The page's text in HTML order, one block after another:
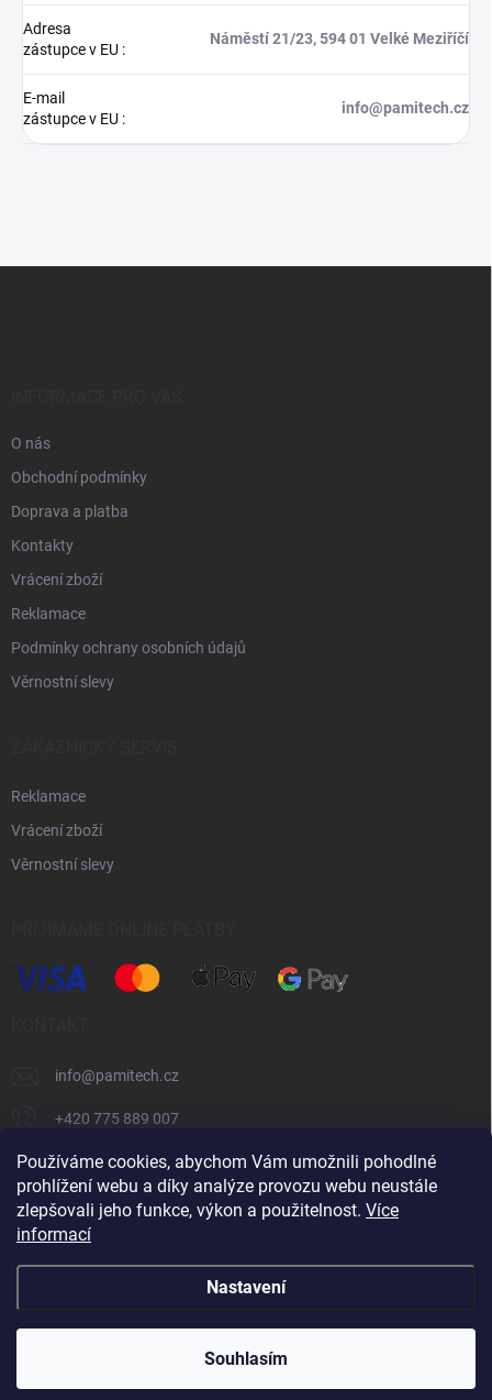
Používáme cookies, abychom Vám umožnili pohodlné
prohlížení webu a díky analýze provozu webu neustále
zlepšovali jeho funkce, výkon a použitelnost. Více
informací
Nastavení
Souhlasím
Adresa
zástupce v EU :
Náměstí 21/23, 594 01 Velké Meziříčí
E-mail
zástupce v EU :
info@pamitech.cz
O nás
Obchodní podmínky
Doprava a platba
Kontakty
Vrácení zboží
Reklamace
Podmínky ochrany osobních údajů
Věrnostní slevy
Reklamace
Vrácení zboží
Věrnostní slevy
info@pamitech.cz
+420 775 889 007
Shoptet.cz číčoviny.cz VM Technology s.r.o.
Vytvořil Shoptet
Pamitech.cz . Všechna práva vyhrazena.
nastavení cookies